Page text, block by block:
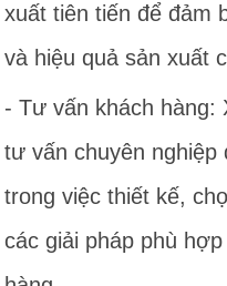
xuất tiên tiến để đảm
và hiệu quả sản xuất
- Tư vấn khách hàng:
tư vấn chuyên nghiệp
trong việc thiết kế,
các giải pháp phù